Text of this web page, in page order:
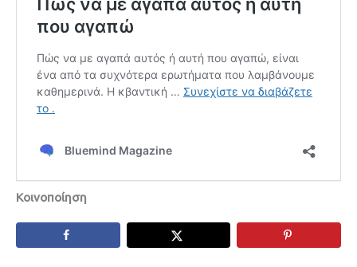
Κοινοποίηση